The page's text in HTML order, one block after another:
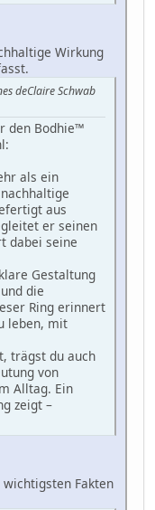
Wirkung
deClaire Schwab
den Bodhie™
als ein
aus
er seinen
dabei seine
Gestaltung
die
Ring erinnert
leben, mit
trägst du auch
von
Alltag. Ein
zeigt –
Fakten